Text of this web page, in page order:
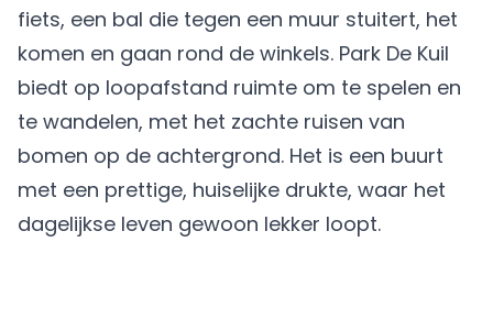
fiets, een bal die tegen een muur stuitert, het
komen en gaan rond de winkels. Park De Kuil
biedt op loopafstand ruimte om te spelen en
te wandelen, met het zachte ruisen van
bomen op de achtergrond. Het is een buurt
met een prettige, huiselijke drukte, waar het
dagelijkse leven gewoon lekker loopt.